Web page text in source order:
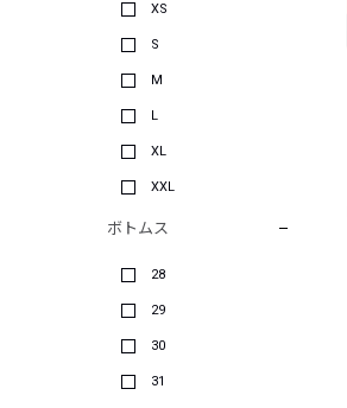
XS
S
M
L
XL
XXL
ボトムス
28
29
30
31